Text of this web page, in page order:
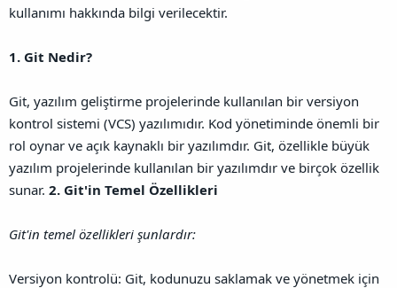
ı
o
a
kullanımı hakkında bilgi verilecektir.
1. Git Nedir?
Git, yazılım geliştirme projelerinde kullanılan bir versiyon
kontrol sistemi (VCS) yazılımıdır. Kod yönetiminde önemli bir
rol oynar ve açık kaynaklı bir yazılımdır. Git, özellikle büyük
yazılım projelerinde kullanılan bir yazılımdır ve birçok özellik
sunar. 2. Git'in Temel Özellikleri
Git'in temel özellikleri şunlardır:
Versiyon kontrolü: Git, kodunuzu saklamak ve yönetmek için